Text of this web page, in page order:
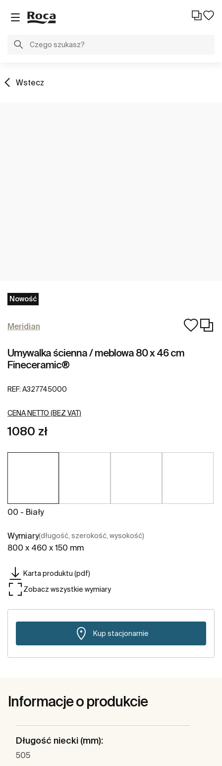
Wstecz
Nowość
Meridian
Umywalka ścienna / meblowa 80 x 46 cm
Fineceramic®
REF: A327745000
CENA NETTO (BEZ VAT)
1080 zł
00 - Biały
Wymiary(długość, szerokość, wysokość)
800 x 460 x 150 mm
Karta produktu (pdf)
Zobacz wszystkie wymiary
Kup stacjonarnie
Informacje o produkcie
Długość niecki (mm):
505